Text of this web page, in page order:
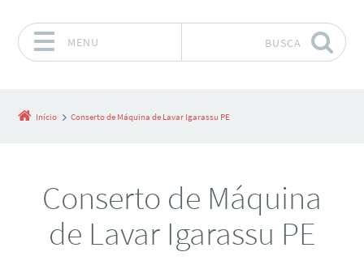
MENU BUSCA
Início Conserto de Máquina de Lavar Igarassu PE
Conserto de Máquina
de Lavar Igarassu PE